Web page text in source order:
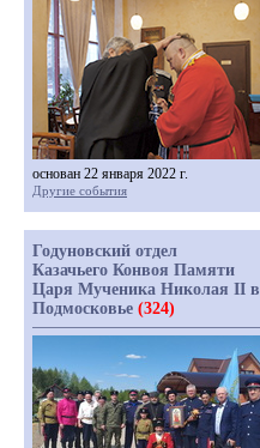
основан 22 января 2022 г.
Другие события
Годуновский отдел
Казачьего Конвоя Памяти
Царя Мученика Николая II в
Подмосковье (324)